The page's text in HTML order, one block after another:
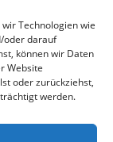
Technologien wie
oder darauf
können wir Daten
Website
oder zurückziehst,
werden.